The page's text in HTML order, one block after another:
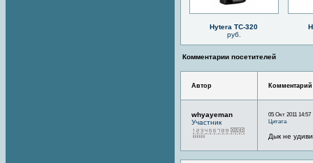
Hytera TC-320
руб.
Комментарии посетителей
Автор Комментарий
whyayeman
Участник
05 Окт 2011 14:57
Цитата
Дык не